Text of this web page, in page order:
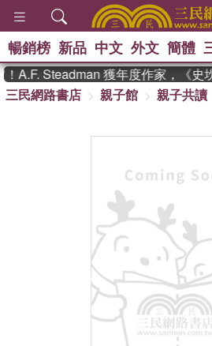
熱搜： 東
偉大的迷走
暢銷榜 新品 中文 外文 簡體
A.F. Steadman 獲年度作家，《史
三民網路書店
親子館 親子共讀